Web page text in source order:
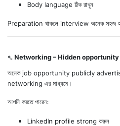
Body language ঠিক রাখুন
Preparation থাকলে interview অনেক সহজ
৭. Networking – Hidden opportunity
অনেক job opportunity publicly
networking এর মাধ্যমে।
আপনি করতে পারেন:
LinkedIn profile strong করুন